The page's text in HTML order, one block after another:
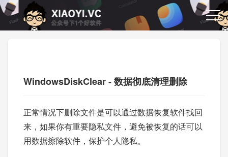
WindowsDiskClear - 数据彻底清理删除
正常情况下删除文件是可以通过数据恢复软件找回
来，如果你有重要隐私文件，避免被恢复的话可以
用数据擦除软件，保护个人隐私。